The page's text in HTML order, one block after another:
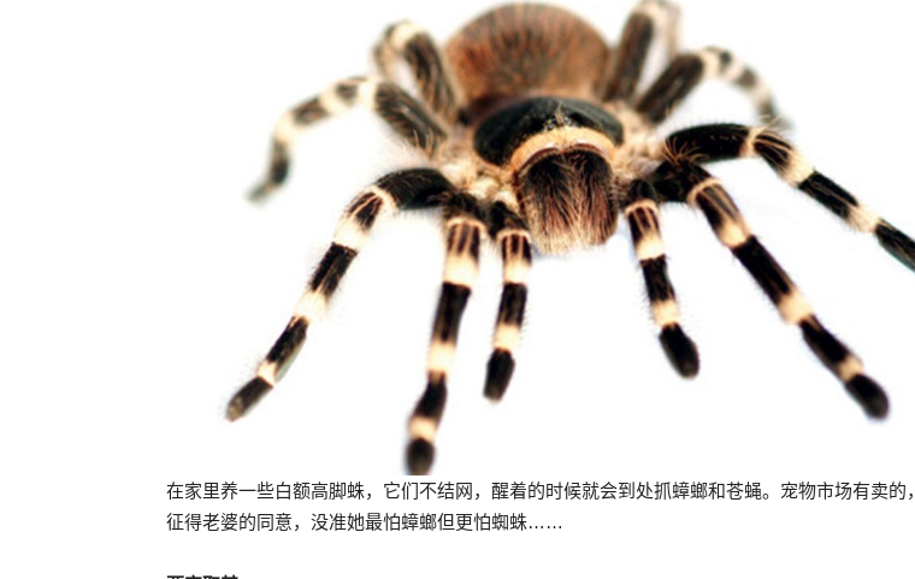
在家里养一些白额高脚蛛，它们不结网，醒着的时候就会到处抓蟑螂和苍蝇。宠物市场有卖的
征得老婆的同意，没准她最怕蟑螂但更怕蜘蛛……